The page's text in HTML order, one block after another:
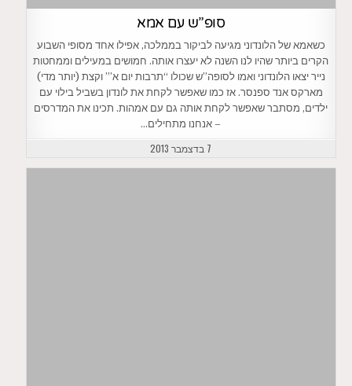
סופ”ש עם אמא
כשאמא של הלונדוני מגיעה לביקור בממלכה, אפילו אחד מסופי השבוע
הקרים ביותר שהיו לנו השנה לא יעצרו אותה. חמושים במעילים וממחטות
נייר יצאו הלונדוני ואמו לסופה”ש שכולו “תרבות יום א’” וקצת (יותר מדי)
מארקס אנד ספנסר. אז כמו שאפשר לקחת את לונדון בשביל בילוי עם
ילדים, מסתבר שאפשר לקחת אותה גם עם אמהות. תכינו את המדרסים
– אנחנו מתחילים…
7 בדצמבר 2013